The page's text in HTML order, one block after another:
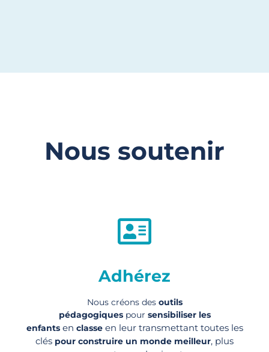
Nous soutenir
Adhérez
Nous créons des outils
pédagogiquespour sensibiliser les
enfantsen classeen leur transmettant toutes les
clés pour construire un monde meilleur, plus